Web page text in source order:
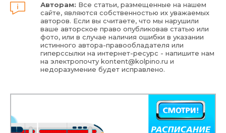
Авторам: Все статьи, размещенные на нашем
сайте, являются собственностью их уважаемых
авторов. Если вы считаете, что мы нарушили
ваше авторское право опубликовав статью или
фото, или в случае наличия ошибки в указании
истинного автора-правообладателя или
гиперссылки на интернет-ресурс - напишите нам
на электропочтуkontent@kolpino.ru и
недоразумение будет исправлено.